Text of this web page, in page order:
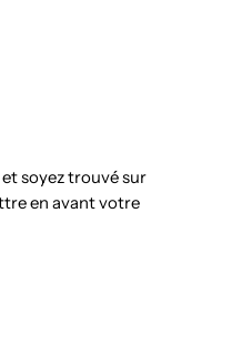
soyez trouvé sur
en avant votre